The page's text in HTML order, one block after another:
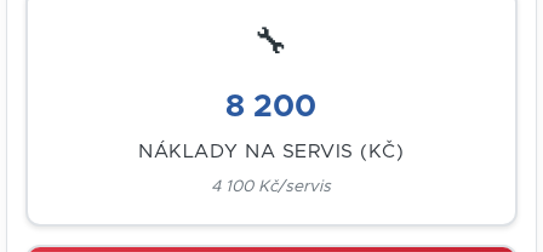
🔧
8 200
NÁKLADY NA SERVIS (KČ)
4 100 Kč/servis